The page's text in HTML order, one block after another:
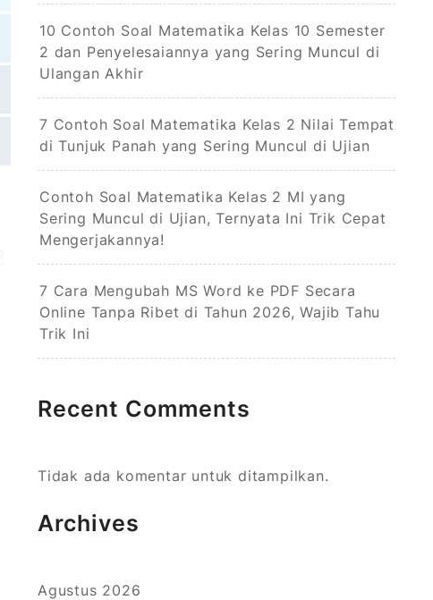
10 Contoh Soal Matematika Kelas 10 Semester
2 dan Penyelesaiannya yang Sering Muncul di
Ulangan Akhir
7 Contoh Soal Matematika Kelas 2 Nilai Tempat
di Tunjuk Panah yang Sering Muncul di Ujian
Contoh Soal Matematika Kelas 2 MI yang
Sering Muncul di Ujian, Ternyata Ini Trik Cepat
Mengerjakannya!
7 Cara Mengubah MS Word ke PDF Secara
Online Tanpa Ribet di Tahun 2026, Wajib Tahu
Trik Ini
Recent Comments
Tidak ada komentar untuk ditampilkan.
Archives
Agustus 2026